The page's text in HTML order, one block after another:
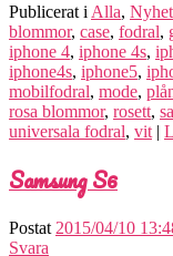
Publicerat i Alla,
blommor, case, fodral,
iphone 4, iphone 4s,
iphone4s, iphone5,
mobilfodral, mode,
rosa blommor, rosett,
universala fodral, vit |
Samsung S6
Postat 2015/04/10
Svara